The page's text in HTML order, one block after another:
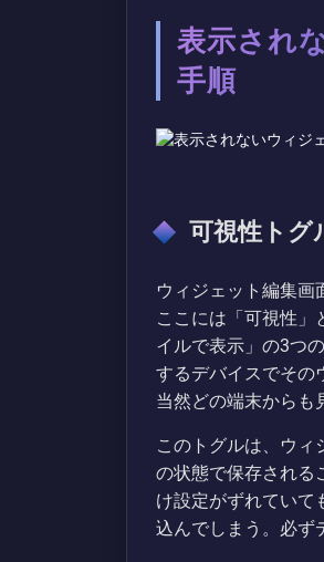
表示され
手順
可視性トグ
ウィジェット編集画
ここには「可視性」
イルで表示」の3つ
するデバイスでその
当然どの端末からも
このトグルは、ウィ
の状態で保存される
け設定がずれていて
込んでしまう。必ず